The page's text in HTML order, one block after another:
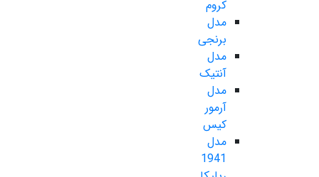
کروم
مدل
برنجی
مدل
آنتیک
مدل
آرمور
کیس
مدل
1941